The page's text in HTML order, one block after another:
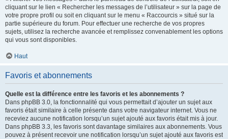
cliquant sur le lien « Rechercher les messages de l’utilisateur » sur la page de
votre propre profil ou soit en cliquant sur le menu « Raccourcis » situé sur la
partie supérieure du forum. Pour effectuer une recherche de vos propres
sujets, utilisez la recherche avancée et remplissez convenablement les options
qui vous sont disponibles.
Haut
Favoris et abonnements
Quelle est la différence entre les favoris et les abonnements ?
Dans phpBB 3.0, la fonctionnalité qui vous permettait d’ajouter un sujet aux
favoris était similaire à celle présente dans votre navigateur internet. Vous ne
receviez aucune notification lorsqu’un sujet ajouté aux favoris était mis à jour.
Dans phpBB 3.3, les favoris sont davantage similaires aux abonnements. Vous
pouvez à présent recevoir une notification lorsqu’un sujet ajouté aux favoris est